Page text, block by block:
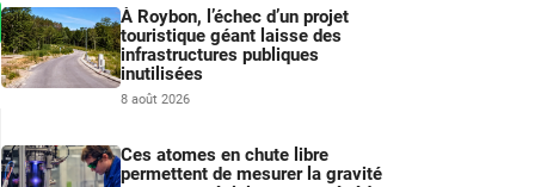
À Roybon, l’échec d’un projet
touristique géant laisse des
infrastructures publiques
inutilisées
8 août 2026
Ces atomes en chute libre
permettent de mesurer la gravité